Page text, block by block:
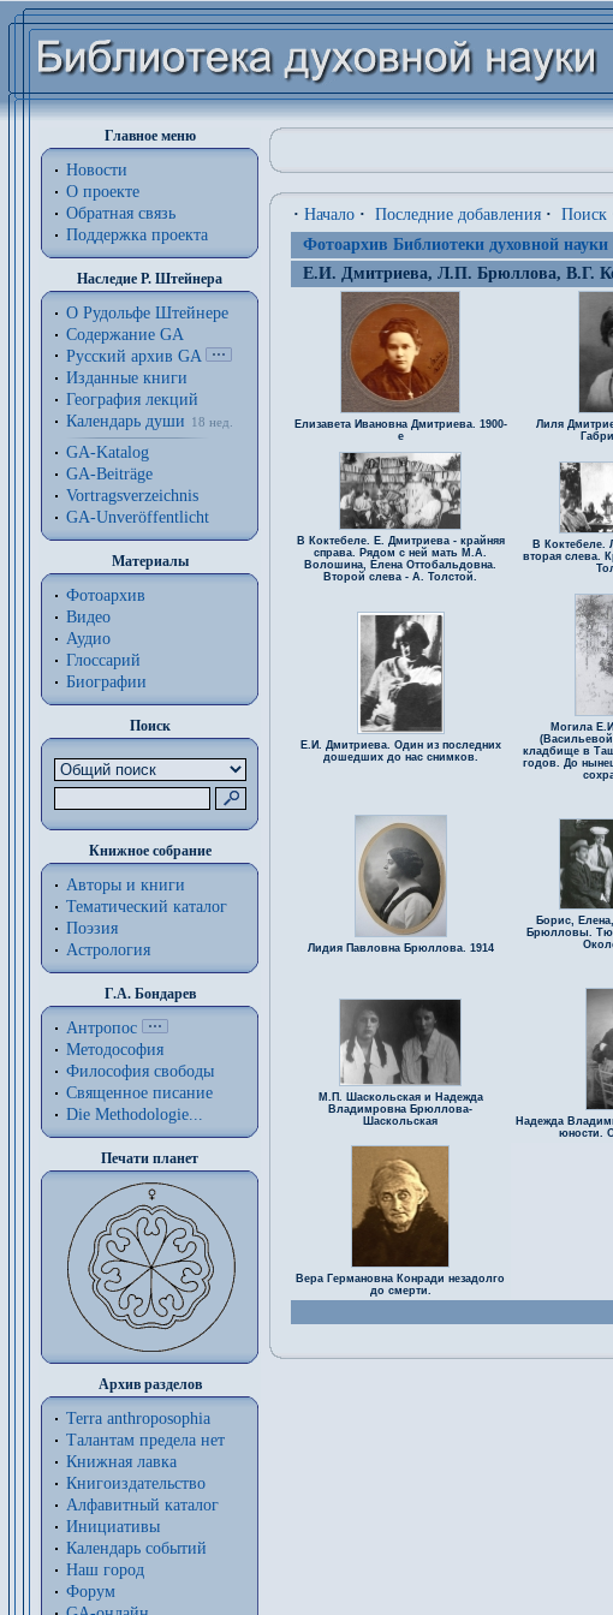
Главное меню
Новости
О проекте
Обратная связь
Поддержка проекта
Наследие Р. Штейнера
О Рудольфе Штейнере
Содержание GA
Русский архив GA
Изданные книги
География лекций
Календарь души
18 нед.
GA-Katalog
GA-Beiträge
Vortragsverzeichnis
GA-Unveröffentlicht
Материалы
Фотоархив
Видео
Аудио
Глоссарий
Биографии
Поиск
Книжное собрание
Авторы и книги
Тематический каталог
Поэзия
Астрология
Г.А. Бондарев
Антропос
Методософия
Философия cвободы
Священное писание
Die Methodologie...
Печати планет
Архив разделов
Terra anthroposophia
Талантам предела нет
Книжная лавка
Книгоиздательство
Алфавитный каталог
Инициативы
Календарь событий
Наш город
Форум
· Начало · Последние добавления · Поиск
Фотоархив Библиотеки духовной науки
Е.И. Дмитриева, Л.П. Брюллова, В.Г.
Елизавета Ивановна Дмитриева. 1900-
е
Лиля
В Коктебеле. Е. Дмитриева - крайняя
справа. Рядом с ней мать М.А.
Волошина, Елена Оттобальдовна.
Второй слева - А. Толстой.
В Коктебеле.
вторая слева.
Е.И. Дмитриева. Один из последних
дошедших до нас снимков.
Могила
кладбище в
годов. До
Лидия Павловна Брюллова. 1914
Борис,
Брюлловы.
М.П. Шаскольская и Надежда
Владимровна Брюллова-
Шаскольская
Надежда
юности.
Вера Германовна Конради незадолго
до смерти.